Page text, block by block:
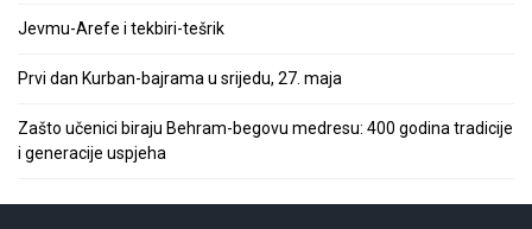
Jevmu-Arefe i tekbiri-tešrik
Prvi dan Kurban-bajrama u srijedu, 27. maja
Zašto učenici biraju Behram-begovu medresu: 400 godina tradicije
i generacije uspjeha